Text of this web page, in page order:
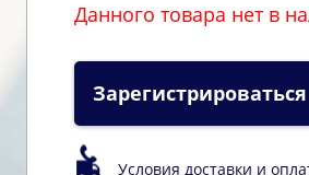
Данного товара нет в
Зарегистрироваться
Условия доставки и